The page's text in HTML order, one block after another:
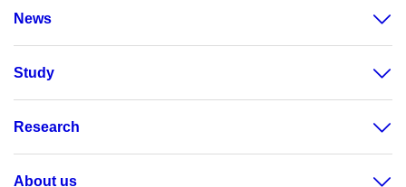
News
Study
Research
About us